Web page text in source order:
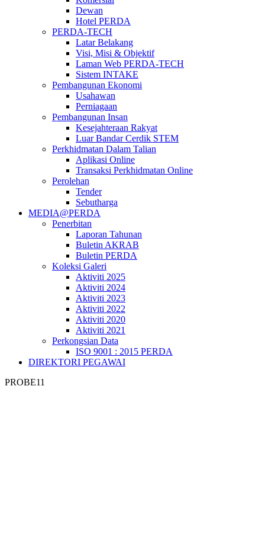
Dewan
Hotel PERDA
PERDA-TECH
Latar Belakang
Visi, Misi & Objektif
Laman Web PERDA-TECH
Sistem INTAKE
Pembangunan Ekonomi
Usahawan
Perniagaan
Pembangunan Insan
Kesejahteraan Rakyat
Luar Bandar Cerdik STEM
Perkhidmatan Dalam Talian
Aplikasi Online
Transaksi Perkhidmatan Online
Perolehan
Tender
Sebutharga
MEDIA@PERDA
Penerbitan
Laporan Tahunan
Buletin AKRAB
Buletin PERDA
Koleksi Galeri
Aktiviti 2025
Aktiviti 2024
Aktiviti 2023
Aktiviti 2022
Aktiviti 2020
Aktiviti 2021
Perkongsian Data
ISO 9001 : 2015 PERDA
DIREKTORI PEGAWAI